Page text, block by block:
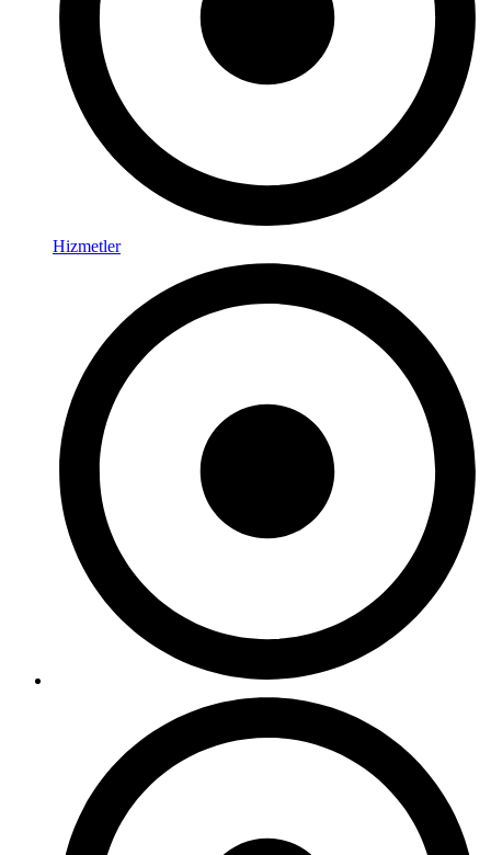
Hizmetler